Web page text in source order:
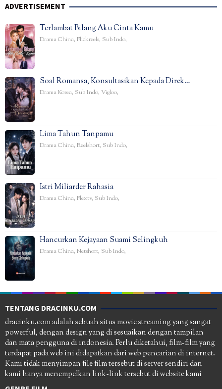
ADVERTISEMENT
Terlambat Bilang Aku Cinta Kamu
Drama China, Flickreels, Sub Indo,
Soal Romansa, Konsultasikan Kepada Direk…
Drama Korea, Sub Indo, Vigloo,
Lima Tahun Tanpamu
Drama China, Reelshort, Sub Indo,
Istri Miliarder Rahasia
Drama China, Flextv, Sub Indo,
Hancurkan Kejayaan Suami Selingkuh
Drama China, Netshort, Sub Indo,
TENTANG DRACINKU.COM
dracinku.com adalah sebuah situs movie streaming yang sangat
powerful, dengan design yang di sesuaikan dengan tampilan
dan mata pengguna di indonesia. Perlu diketahui, film-film yang
terdapat pada web ini didapatkan dari web pencarian di internet.
Kami tidak menyimpan file film tersebut di server sendiri dan
kami hanya menempelkan link-link tersebut di website kami